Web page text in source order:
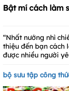
Bật mí cách làm
“Nhất nướng nhì
thiệu đến bạn cách
được nhiều người
bộ sưu tập công